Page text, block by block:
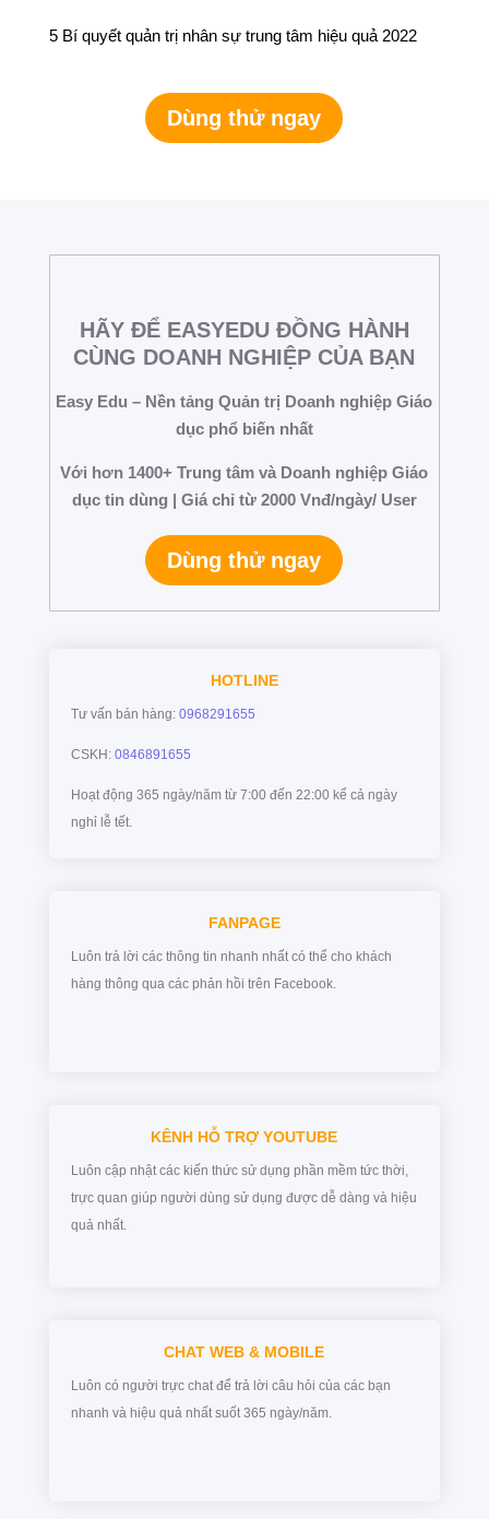
5 Bí quyết quản trị nhân sự trung tâm hiệu quả 2022
Dùng thử ngay
HÃY ĐỂ EASYEDU ĐỒNG HÀNH
CÙNG DOANH NGHIỆP CỦA BẠN
Easy Edu – Nền tảng Quản trị Doanh nghiệp Giáo
dục phổ biến nhất
Với hơn 1400+ Trung tâm và Doanh nghiệp Giáo
dục tin dùng | Giá chỉ từ 2000 Vnđ/ngày/ User
Dùng thử ngay
HOTLINE
Tư vấn bán hàng: 0968291655
CSKH: 0846891655
Hoạt động 365 ngày/năm từ 7:00 đến 22:00 kể cả ngày
nghỉ lễ tết.
FANPAGE
Luôn trả lời các thông tin nhanh nhất có thể cho khách
hàng thông qua các phản hồi trên Facebook.
KÊNH HỖ TRỢ YOUTUBE
Luôn cập nhật các kiến thức sử dụng phần mềm tức thời,
trực quan giúp người dùng sử dụng được dễ dàng và hiệu
quả nhất.
CHAT WEB & MOBILE
Luôn có người trực chat để trả lời câu hỏi của các bạn
nhanh và hiệu quả nhất suốt 365 ngày/năm.